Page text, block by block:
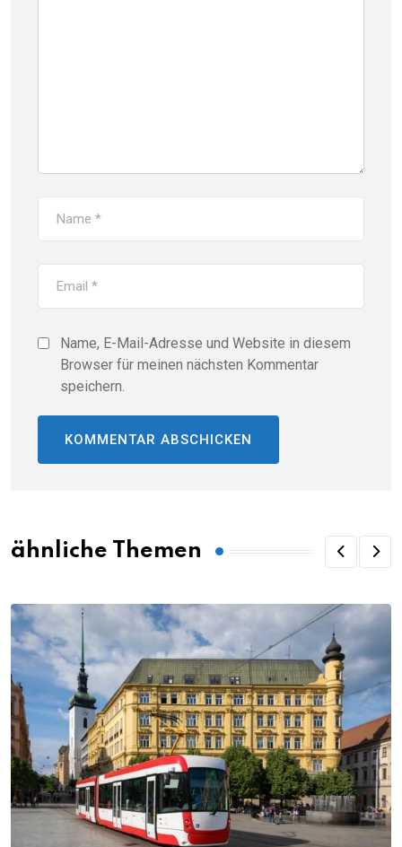
Name, E-Mail-Adresse und Website in diesem
Browser für meinen nächsten Kommentar
speichern.
ähnliche Themen